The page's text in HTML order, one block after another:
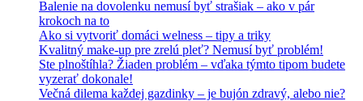
Balenie na dovolenku nemusí byť strašiak – ako v pár
krokoch na to
Ako si vytvoriť domáci welness – tipy a triky
Kvalitný make-up pre zrelú pleť? Nemusí byť problém!
Ste plnoštíhla? Žiaden problém – vďaka týmto tipom budete
vyzerať dokonale!
Večná dilema každej gazdinky – je bujón zdravý, alebo nie?